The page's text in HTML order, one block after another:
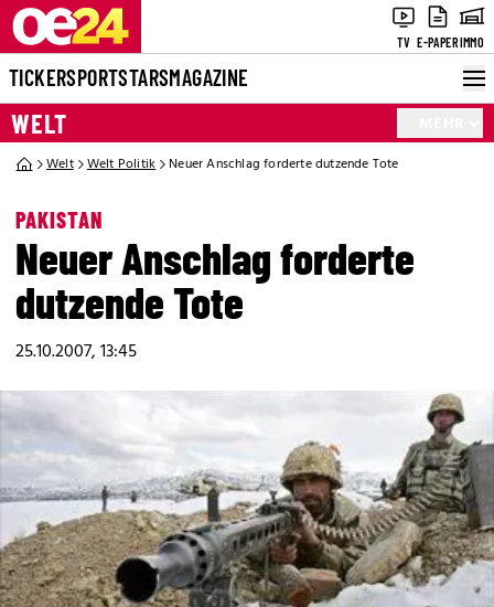
TV E-PAPERIMMO
TICKERSPORTSTARSMAGAZINE
WELT
Welt Welt Politik Neuer Anschlag forderte dutzende Tote
PAKISTAN
Neuer Anschlag forderte
dutzende Tote
25.10.2007, 13:45